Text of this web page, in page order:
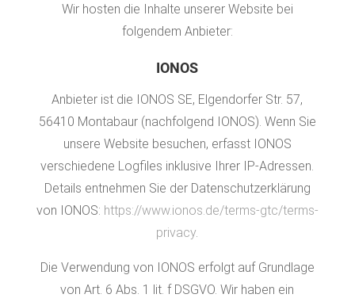
Wir hosten die Inhalte unserer Website bei
folgendem Anbieter:
IONOS
Anbieter ist die IONOS SE, Elgendorfer Str. 57,
56410 Montabaur (nachfolgend IONOS). Wenn Sie
unsere Website besuchen, erfasst IONOS
verschiedene Logfiles inklusive Ihrer IP-Adressen.
Details entnehmen Sie der Datenschutzerklärung
von IONOS: https://www.ionos.de/terms-gtc/terms-
privacy.
Die Verwendung von IONOS erfolgt auf Grundlage
von Art. 6 Abs. 1 lit. f DSGVO. Wir haben ein